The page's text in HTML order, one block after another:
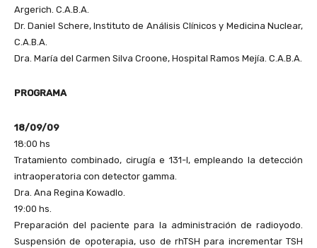
Argerich. C.A.B.A.
Dr. Daniel Schere, Instituto de Análisis Clínicos y Medicina Nuclear,
C.A.B.A.
Dra. María del Carmen Silva Croone, Hospital Ramos Mejía. C.A.B.A.
PROGRAMA
18/09/09
18:00 hs
Tratamiento combinado, cirugía e 131-I, empleando la detección
intraoperatoria con detector gamma.
Dra. Ana Regina Kowadlo.
19:00 hs.
Preparación del paciente para la administración de radioyodo.
Suspensión de opoterapia, uso de rhTSH para incrementar TSH